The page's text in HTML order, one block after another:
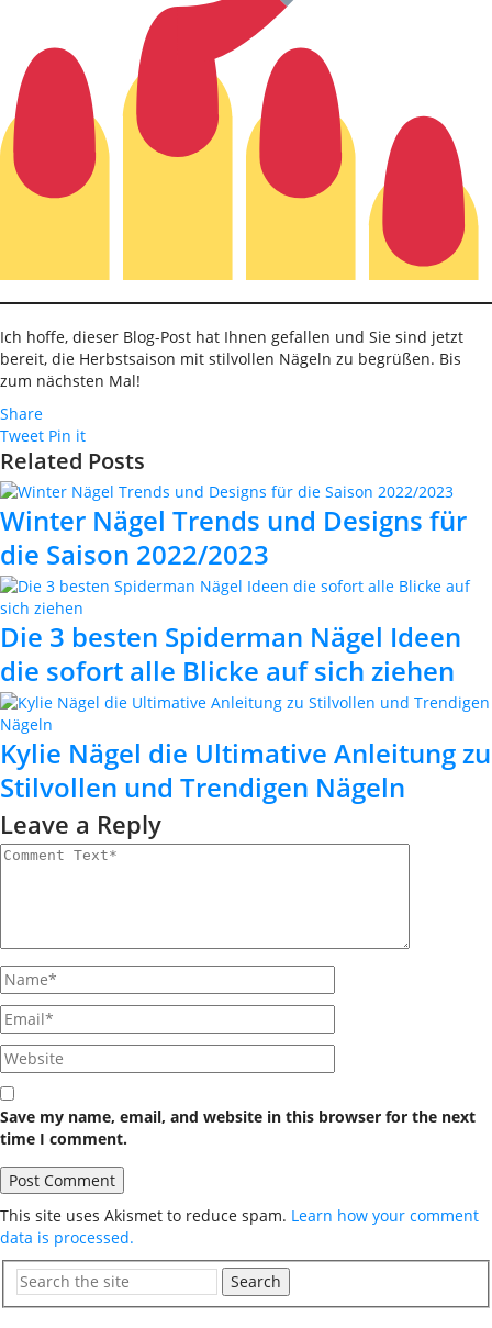
Ich hoffe, dieser Blog-Post hat Ihnen gefallen und Sie sind jetzt
bereit, die Herbstsaison mit stilvollen Nägeln zu begrüßen. Bis
zum nächsten Mal!
Share
Tweet Pin it
Related Posts
Winter Nägel Trends und Designs für
die Saison 2022/2023
Die 3 besten Spiderman Nägel Ideen
die sofort alle Blicke auf sich ziehen
Kylie Nägel die Ultimative Anleitung zu
Stilvollen und Trendigen Nägeln
Leave a Reply
Save my name, email, and website in this browser for the next
time I comment.
This site uses Akismet to reduce spam. Learn how your comment
data is processed.
Search